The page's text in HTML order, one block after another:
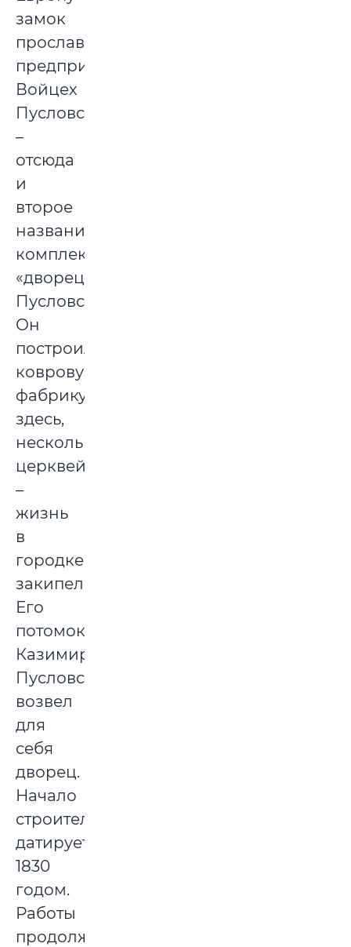
замок
прославил
предприимчивый
Войцех
Пусловский
–
отсюда
и
второе
название
комплекса
«дворец
Пусловских».
Он
построил
ковровую
фабрику
здесь,
несколько
церквей
–
жизнь
в
городке
закипела.
Его
потомок,
Казимир
Пусловский,
возвел
для
себя
дворец.
Начало
строительства
датируется
1830
годом.
Работы
продолжались